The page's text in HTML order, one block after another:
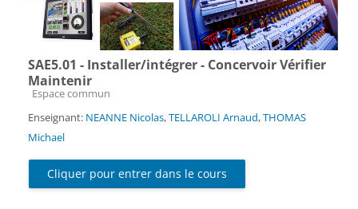
SAE5.01 - Installer/intégrer - Concervoir Vérifier
Maintenir
Catégorie de cours
Espace commun
Enseignant: NEANNE Nicolas,TELLAROLI Arnaud,THOMAS
Michael
Cliquer pour entrer dans le cours